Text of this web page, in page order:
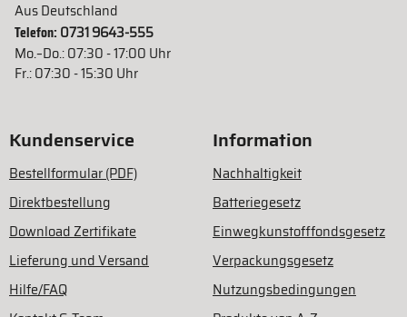
Aus Deutschland
Telefon: 0731 9643-555
Mo.–Do.: 07:30 - 17:00 Uhr
Fr.: 07:30 - 15:30 Uhr
Kundenservice
Bestellformular (PDF)
Direktbestellung
Download Zertifikate
Lieferung und Versand
Hilfe/FAQ
Information
Nachhaltigkeit
Batteriegesetz
Einwegkunstofffondsgesetz
Verpackungsgesetz
Nutzungsbedingungen